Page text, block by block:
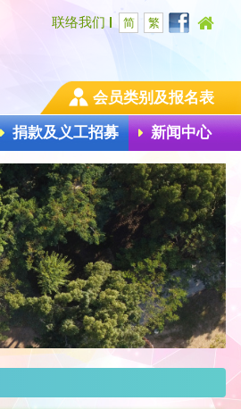
联络我们 简 繁
会员类别及报名表
捐款及义工招募 新闻中心